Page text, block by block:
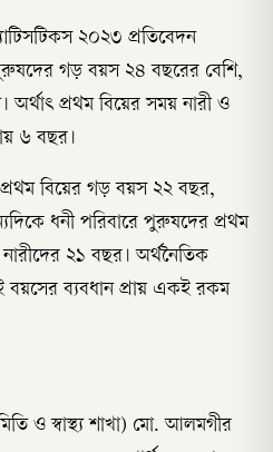
২০২৩ প্রতিবেদন
পুরুষদের গড় বয়স ২৪ বছরের বেশি,
প্রথম বিয়ের সময় নারী ও
৬ বছর।
বিয়ের গড় বয়স ২২ বছর,
ধনী পরিবারে পুরুষদের প্রথম
২১ বছর। অর্থনৈতিক
বয়সের ব্যবধান প্রায় একই রকম
ও স্বাস্থ্য শাখা) মো. আলমগীর